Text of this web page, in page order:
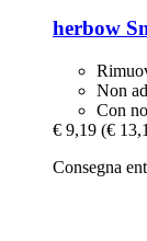
herbow
Non
Con
€ 9,19 (€
Consegna